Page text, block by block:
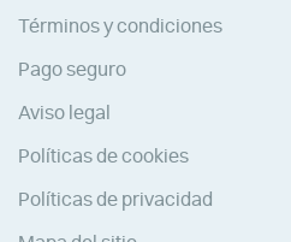
Términos y condiciones
Pago seguro
Aviso legal
Políticas de cookies
Políticas de privacidad